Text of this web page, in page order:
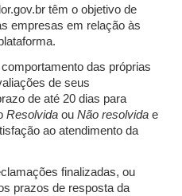
têm o objetivo de
empresas em relação às
das próprias
de seus
de até 20 dias para
Resolvida ou Não resolvida e
ao atendimento da
finalizadas, ou
prazos de resposta da